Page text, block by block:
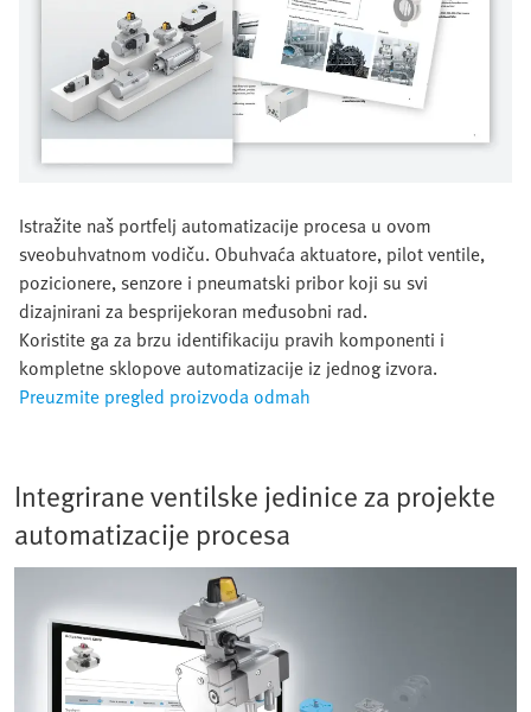
Istražite naš portfelj automatizacije procesa u ovom
sveobuhvatnom vodiču. Obuhvaća aktuatore, pilot ventile,
pozicionere, senzore i pneumatski pribor koji su svi
dizajnirani za besprijekoran međusobni rad.
Koristite ga za brzu identifikaciju pravih komponenti i
kompletne sklopove automatizacije iz jednog izvora.
Preuzmite pregled proizvoda odmah
Integrirane ventilske jedinice za projekte
automatizacije procesa